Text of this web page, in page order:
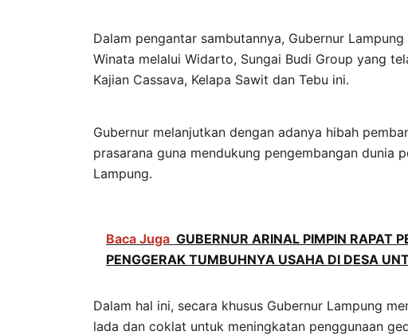
Dalam pengantar sambutannya, Gubernur
Winata melalui Widarto, Sungai Budi Group yang
Kajian Cassava, Kelapa Sawit dan Tebu ini.
Gubernur melanjutkan dengan adanya hibah
prasarana guna mendukung pengembangan dunia
Lampung.
Baca Juga GUBERNUR ARINAL PIMPIN RAPAT
PENGGERAK TUMBUHNYA USAHA DI DESA
Dalam hal ini, secara khusus Gubernur Lampung
lada dan coklat untuk meningkatan penggunaan